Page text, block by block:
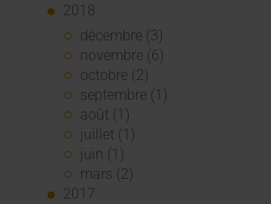
2018
décembre (3)
novembre (6)
octobre (2)
septembre (1)
août (1)
juillet (1)
juin (1)
mars (2)
2017